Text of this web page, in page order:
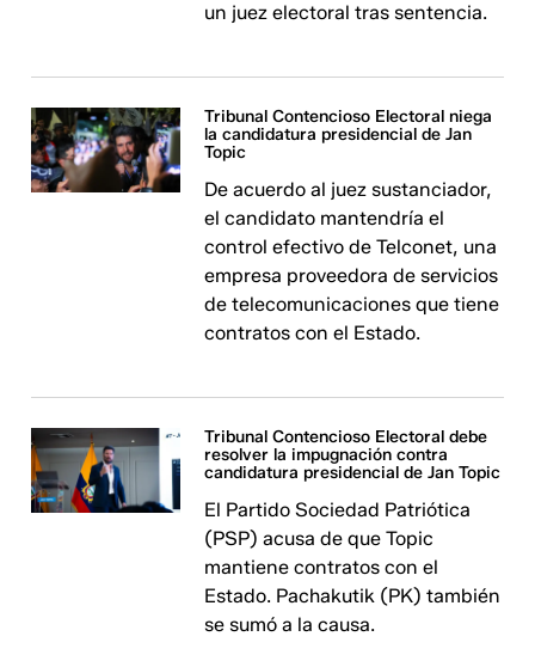
un juez electoral tras sentencia.
Tribunal Contencioso Electoral niega
la candidatura presidencial de Jan
Topic
De acuerdo al juez sustanciador,
el candidato mantendría el
control efectivo de Telconet, una
empresa proveedora de servicios
de telecomunicaciones que tiene
contratos con el Estado.
Tribunal Contencioso Electoral debe
resolver la impugnación contra
candidatura presidencial de Jan Topic
El Partido Sociedad Patriótica
(PSP) acusa de que Topic
mantiene contratos con el
Estado. Pachakutik (PK) también
se sumó a la causa.